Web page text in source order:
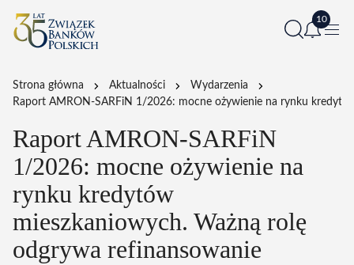
Strona główna Aktualności
Wydarzenia
Raport AMRON-SARFiN 1/2026: mocne ożywienie na rynku
Raport AMRON-SARFiN
1/2026: mocne ożywienie na
rynku kredytów
mieszkaniowych. Ważną rolę
odgrywa refinansowanie